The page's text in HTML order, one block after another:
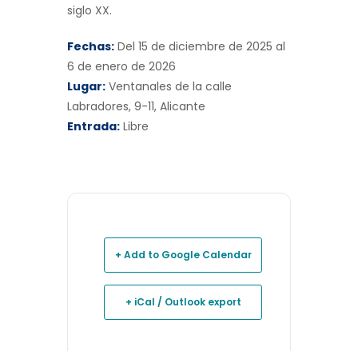
siglo XX.
Fechas: Del 15 de diciembre de 2025 al
6 de enero de 2026
Lugar: Ventanales de la calle
Labradores, 9-11, Alicante
Entrada: Libre
+ Add to Google Calendar
+ iCal / Outlook export